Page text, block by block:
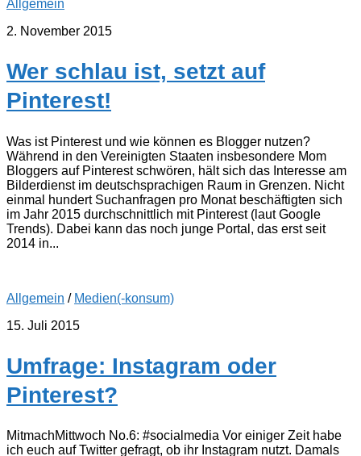
Allgemein
2. November 2015
Wer schlau ist, setzt auf
Pinterest!
Was ist Pinterest und wie können es Blogger nutzen?
Während in den Vereinigten Staaten insbesondere Mom
Bloggers auf Pinterest schwören, hält sich das Interesse am
Bilderdienst im deutschsprachigen Raum in Grenzen. Nicht
einmal hundert Suchanfragen pro Monat beschäftigten sich
im Jahr 2015 durchschnittlich mit Pinterest (laut Google
Trends). Dabei kann das noch junge Portal, das erst seit
2014 in...
Allgemein / Medien(-konsum)
15. Juli 2015
Umfrage: Instagram oder
Pinterest?
MitmachMittwoch No.6: #socialmedia Vor einiger Zeit habe
ich euch auf Twitter gefragt, ob ihr Instagram nutzt. Damals